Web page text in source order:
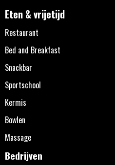
Eten & vrijetijd
Restaurant
Bed and Breakfast
Snackbar
Sportschool
Kermis
Bowlen
Massage
Bedrijven